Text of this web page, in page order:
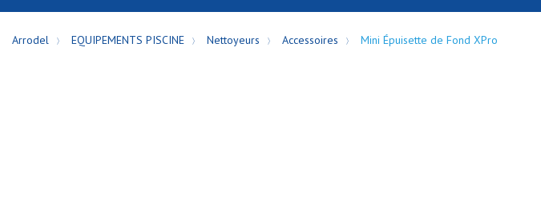
Arrodel EQUIPEMENTS PISCINE Nettoyeurs Accessoires Mini Épuisette de Fond XPro